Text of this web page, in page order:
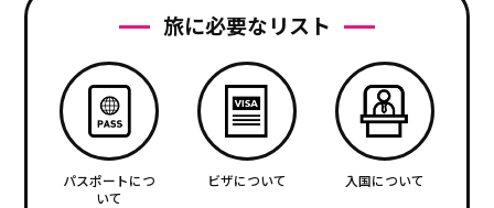
旅に必要なリスト
パスポートにつ
いて
ビザについて 入国について